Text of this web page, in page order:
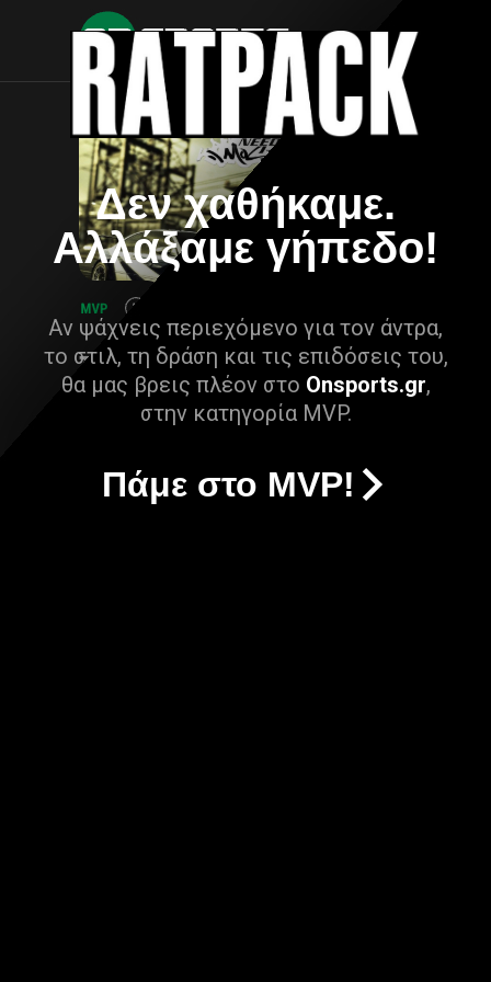
Δεν χαθήκαμε.
Αλλάξαμε γήπεδο!
Αν ψάχνεις περιεχόμενο για τον άντρα,
το στιλ, τη δράση και τις επιδόσεις του,
θα μας βρεις πλέον στο Onsports.gr,
στην κατηγορία MVP.
Πάμε στο MVP!